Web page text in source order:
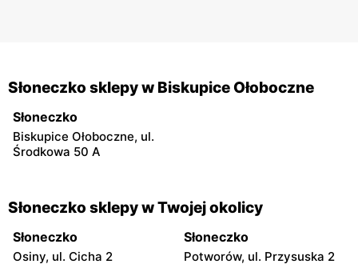
Słoneczko sklepy w Biskupice Ołoboczne
Słoneczko
Biskupice Ołoboczne, ul.
Środkowa 50 A
Słoneczko sklepy w Twojej okolicy
Słoneczko
Osiny, ul. Cicha 2
Słoneczko
Potworów, ul. Przysuska 2